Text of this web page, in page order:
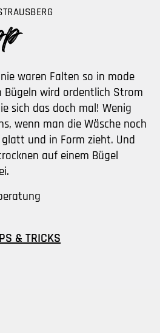
waren Falten so in mode
Bügeln wird ordentlich Strom
sich das doch mal! Wenig
wenn man die Wäsche noch
und in Form zieht. Und
auf einem Bügel
& TRICKS